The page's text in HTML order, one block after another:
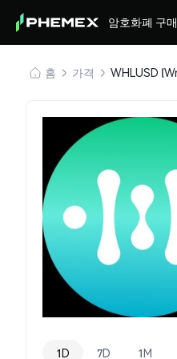
암호화폐 구매
홈 가격
1D 7D 1M